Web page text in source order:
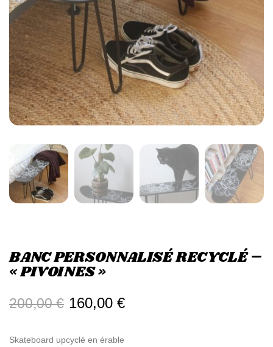
BANC PERSONNALISÉ RECYCLÉ –
« PIVOINES »
200,00€ 160,00 €
Skateboard upcyclé en érable